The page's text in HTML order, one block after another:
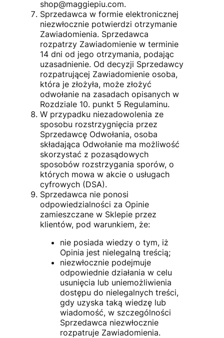
shop@maggiepiu.com.
Sprzedawca w formie elektronicznej
niezwłocznie potwierdzi otrzymanie
Zawiadomienia. Sprzedawca
rozpatrzy Zawiadomienie w terminie
14 dni od jego otrzymania, podając
uzasadnienie. Od decyzji Sprzedawcy
rozpatrującej Zawiadomienie osoba,
która je złożyła, może złożyć
odwołanie na zasadach opisanych w
Rozdziale 10. punkt 5 Regulaminu.
W przypadku niezadowolenia ze
sposobu rozstrzygnięcia przez
Sprzedawcę Odwołania, osoba
składająca Odwołanie ma możliwość
skorzystać z pozasądowych
sposobów rozstrzygania sporów, o
których mowa w akcie o usługach
cyfrowych (DSA).
Sprzedawca nie ponosi
odpowiedzialności za Opinie
zamieszczane w Sklepie przez
klientów, pod warunkiem, że:
nie posiada wiedzy o tym, iż
Opinia jest nielegalną treścią;
niezwłocznie podejmuje
odpowiednie działania w celu
usunięcia lub uniemożliwienia
dostępu do nielegalnych treści,
gdy uzyska taką wiedzę lub
wiadomość, w szczególności
Sprzedawca niezwłocznie
rozpatruje Zawiadomienia.